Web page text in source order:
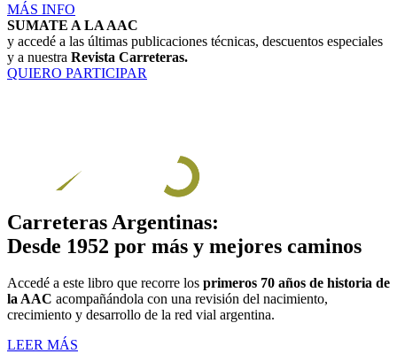
MÁS INFO
SUMATE A LA AAC
y accedé a las últimas publicaciones técnicas, descuentos especiales
y a nuestra Revista Carreteras.
QUIERO PARTICIPAR
Carreteras Argentinas:
Desde 1952 por más y mejores caminos
Accedé a este libro que recorre los primeros 70 años de historia de
la AAC acompañándola con una revisión del nacimiento,
crecimiento y desarrollo de la red vial argentina.
LEER MÁS